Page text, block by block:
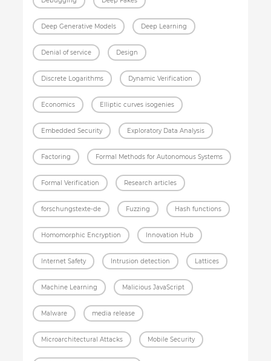
Deep Generative Models Deep Learning
Denial of service Design
Discrete Logarithms Dynamic Verification
Economics Elliptic curves isogenies
Embedded Security Exploratory Data Analysis
Factoring Formal Methods for Autonomous Systems
Formal Verification Research articles
forschungstexte-de Fuzzing Hash functions
Homomorphic Encryption Innovation Hub
Internet Safety Intrusion detection Lattices
Machine Learning Malicious JavaScript
Malware media release
Microarchitectural Attacks Mobile Security